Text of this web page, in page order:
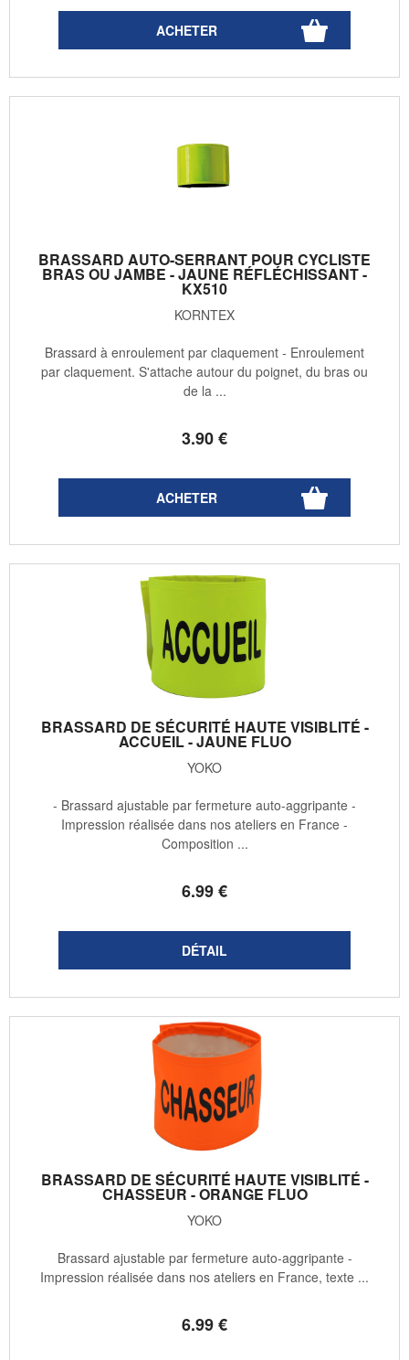
BRASSARD AUTO-SERRANT POUR CYCLISTE
BRAS OU JAMBE - JAUNE RÉFLÉCHISSANT -
KX510
KORNTEX
3.90€
Brassard à enroulement par claquement - Enroulement
par claquement. S'attache autour du poignet, du bras ou
de la ...
BRASSARD DE SÉCURITÉ HAUTE VISIBLITÉ -
ACCUEIL - JAUNE FLUO
YOKO
6.99€
- Brassard ajustable par fermeture auto-aggripante -
Impression réalisée dans nos ateliers en France -
Composition ...
BRASSARD DE SÉCURITÉ HAUTE VISIBLITÉ -
CHASSEUR - ORANGE FLUO
YOKO
6.99€
Brassard ajustable par fermeture auto-aggripante -
Impression réalisée dans nos ateliers en France, texte ...